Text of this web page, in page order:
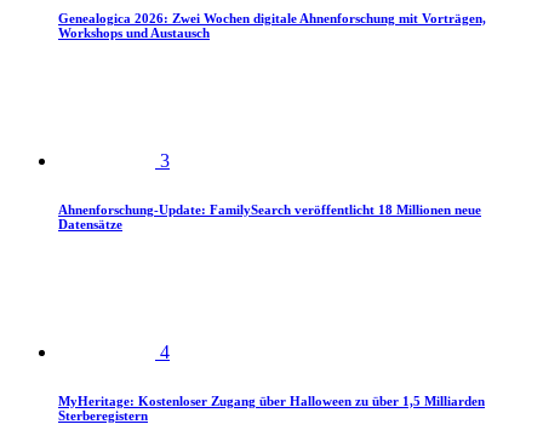
Genealogica 2026: Zwei Wochen digitale Ahnenforschung mit Vorträgen,
Workshops und Austausch
3
Ahnenforschung-Update: FamilySearch veröffentlicht 18 Millionen neue
Datensätze
4
MyHeritage: Kostenloser Zugang über Halloween zu über 1,5 Milliarden
Sterberegistern